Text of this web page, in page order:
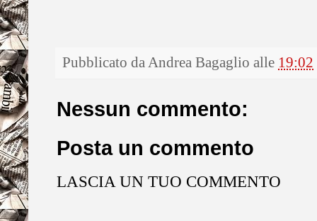
Pubblicato da Andrea Bagaglio alle 19:02
Nessun commento:
Posta un commento
LASCIA UN TUO COMMENTO